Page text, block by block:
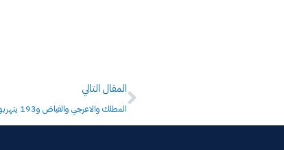
المقال التالي
المطلك والاعرجي والفياض و193 يتهربون نائبا من كشف ذممهم المالية للنزاهة
Next